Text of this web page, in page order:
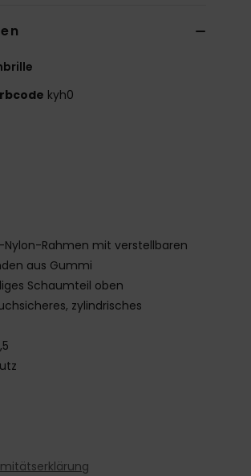
kyh0
Nylon-Rahmen mit verstellbaren
aus Gummi
Schaumteil oben
zylindrisches